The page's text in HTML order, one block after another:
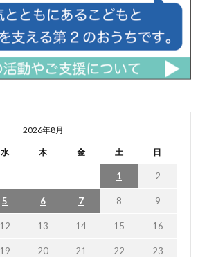
2026年8月
水 木 金 土 日
1 2
5 6 7 8 9
12 13 14 15 16
19 20 21 22 23